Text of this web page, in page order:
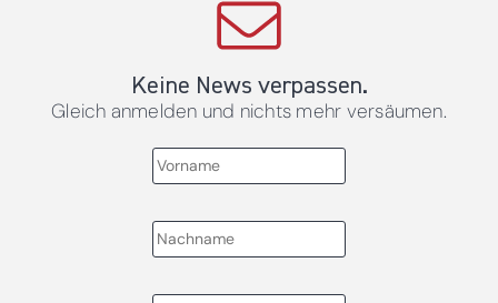
Keine News verpassen.
Gleich anmelden und nichts mehr versäumen.